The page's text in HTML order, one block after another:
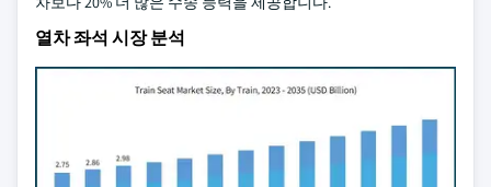
열차 좌석 시장 분석